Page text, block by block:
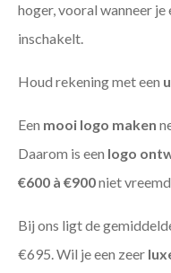
hoger, vooral wanneer
inschakelt.
Houd rekening met een
Een mooi logo maken
Daarom is een logo
€600 à €900niet
Bij ons ligt de
€695. Wil je een zeer